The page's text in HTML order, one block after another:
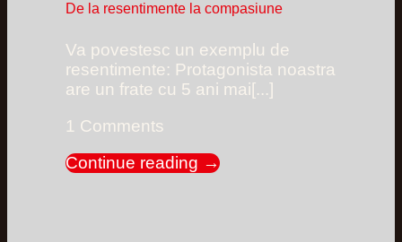
De la resentimente la compasiune
Va povestesc un exemplu de
resentimente: Protagonista noastra
are un frate cu 5 ani mai[...]
1 Comments
Continue reading →